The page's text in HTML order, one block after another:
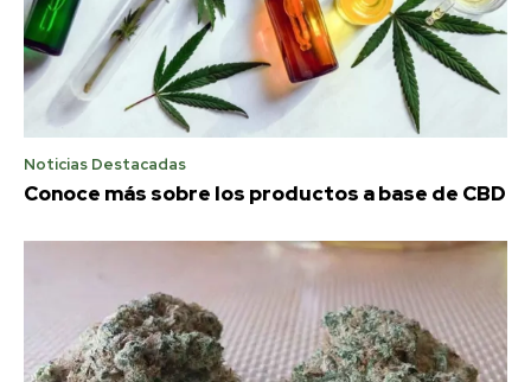
Noticias Destacadas
Conoce más sobre los productos a base de CBD